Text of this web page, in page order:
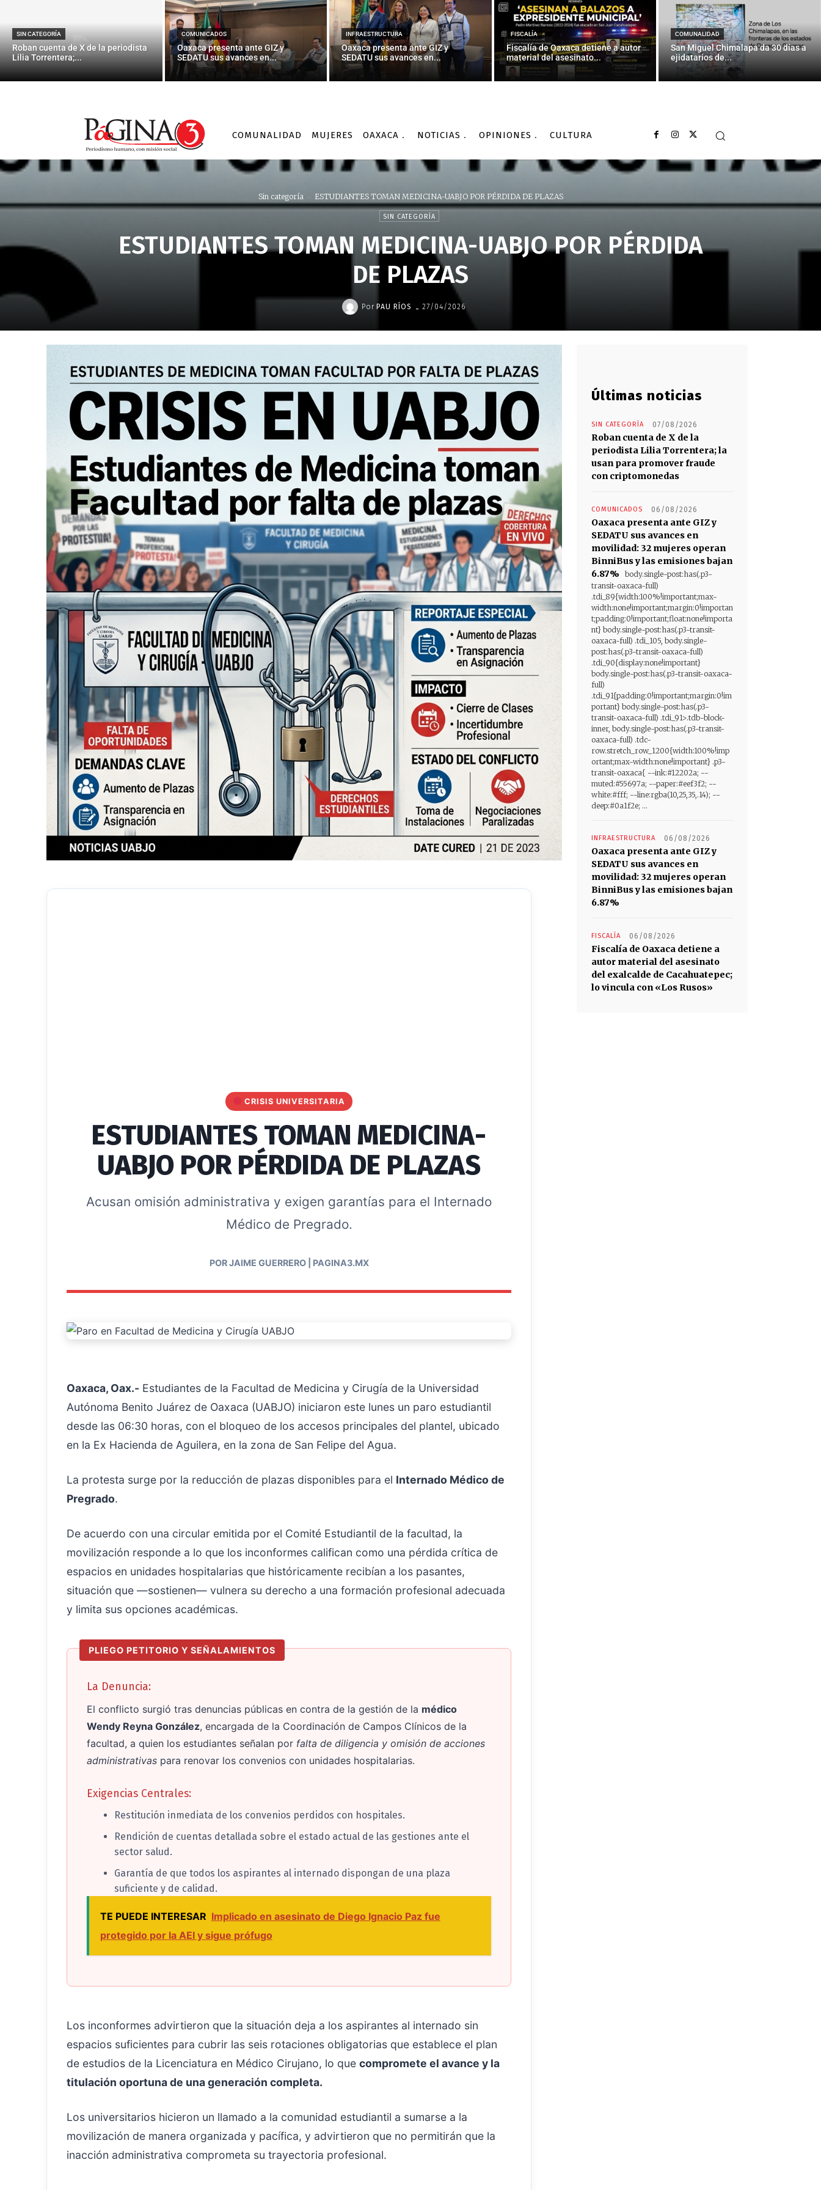
SIN CATEGORÍA
Roban cuenta de X de la periodista
Lilia Torrentera;...
COMUNICADOS
Oaxaca presenta ante GIZ y
SEDATU sus avances en...
INFRAESTRUCTURA
Oaxaca presenta ante GIZ y
SEDATU sus avances en...
FISCALÍA
Fiscalía de Oaxaca detiene a autor
material del asesinato...
COMUNALIDAD
San Miguel Chimalapa da 30 días a
ejidatarios de...
COMUNALIDAD MUJERES OAXACA NOTICIAS OPINIONES CULTURA
Sin categoría ESTUDIANTES TOMAN MEDICINA-UABJO POR PÉRDIDA DE PLAZAS
SIN CATEGORÍA
ESTUDIANTES TOMAN MEDICINA-UABJO POR PÉRDIDA
DE PLAZAS
Por PAU RÍOS - 27/04/2026
CRISIS UNIVERSITARIA
ESTUDIANTES TOMAN MEDICINA-
UABJO POR PÉRDIDA DE PLAZAS
Acusan omisión administrativa y exigen garantías para el Internado
Médico de Pregrado.
POR JAIME GUERRERO | PAGINA3.MX
Oaxaca, Oax.- Estudiantes de la Facultad de Medicina y Cirugía de la Universidad
Autónoma Benito Juárez de Oaxaca (UABJO) iniciaron este lunes un paro estudiantil
desde las 06:30 horas, con el bloqueo de los accesos principales del plantel, ubicado
en la Ex Hacienda de Aguilera, en la zona de San Felipe del Agua.
La protesta surge por la reducción de plazas disponibles para el Internado Médico de
Pregrado.
De acuerdo con una circular emitida por el Comité Estudiantil de la facultad, la
movilización responde a lo que los inconformes califican como una pérdida crítica de
espacios en unidades hospitalarias que históricamente recibían a los pasantes,
situación que —sostienen— vulnera su derecho a una formación profesional adecuada
y limita sus opciones académicas.
PLIEGO PETITORIO Y SEÑALAMIENTOS
La Denuncia:
El conflicto surgió tras denuncias públicas en contra de la gestión de la médico
Wendy Reyna González, encargada de la Coordinación de Campos Clínicos de la
facultad, a quien los estudiantes señalan por falta de diligencia y omisión de acciones
administrativas para renovar los convenios con unidades hospitalarias.
Exigencias Centrales:
Restitución inmediata de los convenios perdidos con hospitales.
Rendición de cuentas detallada sobre el estado actual de las gestiones ante el
sector salud.
Garantía de que todos los aspirantes al internado dispongan de una plaza
suficiente y de calidad.
TE PUEDE INTERESAR Implicado en asesinato de Diego Ignacio Paz fue
protegido por la AEI y sigue prófugo
Los inconformes advirtieron que la situación deja a los aspirantes al internado sin
espacios suficientes para cubrir las seis rotaciones obligatorias que establece el plan
de estudios de la Licenciatura en Médico Cirujano, lo que compromete el avance y la
titulación oportuna de una generación completa.
Los universitarios hicieron un llamado a la comunidad estudiantil a sumarse a la
movilización de manera organizada y pacífica, y advirtieron que no permitirán que la
inacción administrativa comprometa su trayectoria profesional.
Últimas noticias
SIN CATEGORÍA 07/08/2026
Roban cuenta de X de la
periodista Lilia Torrentera; la
usan para promover fraude
con criptomonedas
COMUNICADOS 06/08/2026
Oaxaca presenta ante GIZ y
SEDATU sus avances en
movilidad: 32 mujeres operan
BinniBus y las emisiones bajan
6.87%
body.single-post:has(.p3-
transit-oaxaca-full)
.tdi_89{width:100%!important;max-
width:none!important;margin:0!importan
t;padding:0!important;float:none!importa
nt} body.single-post:has(.p3-transit-
oaxaca-full) .tdi_105, body.single-
post:has(.p3-transit-oaxaca-full)
.tdi_90{display:none!important}
body.single-post:has(.p3-transit-oaxaca-
full)
.tdi_91{padding:0!important;margin:0!im
portant} body.single-post:has(.p3-
transit-oaxaca-full) .tdi_91>.tdb-block-
inner, body.single-post:has(.p3-transit-
oaxaca-full) .tdc-
row.stretch_row_1200{width:100%!imp
ortant;max-width:none!important} .p3-
transit-oaxaca{ --ink:#12202a; --
muted:#55697a; --paper:#eef3f2; --
white:#fff; --line:rgba(10,25,35,.14); --
deep:#0a1f2e; ...
INFRAESTRUCTURA 06/08/2026
Oaxaca presenta ante GIZ y
SEDATU sus avances en
movilidad: 32 mujeres operan
BinniBus y las emisiones bajan
6.87%
FISCALÍA 06/08/2026
Fiscalía de Oaxaca detiene a
autor material del asesinato
del exalcalde de Cacahuatepec;
lo vincula con «Los Rusos»